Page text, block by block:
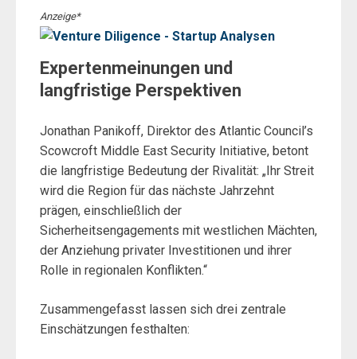
Anzeige*
Expertenmeinungen und
langfristige Perspektiven
Jonathan Panikoff, Direktor des Atlantic Council’s
Scowcroft Middle East Security Initiative, betont
die langfristige Bedeutung der Rivalität: „Ihr Streit
wird die Region für das nächste Jahrzehnt
prägen, einschließlich der
Sicherheitsengagements mit westlichen Mächten,
der Anziehung privater Investitionen und ihrer
Rolle in regionalen Konflikten.“
Zusammengefasst lassen sich drei zentrale
Einschätzungen festhalten: